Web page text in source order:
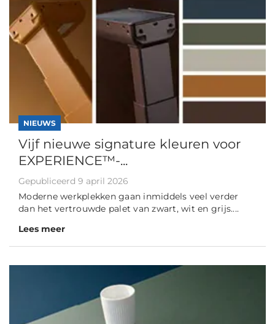
NIEUWS
Vijf nieuwe signature kleuren voor
EXPERIENCE™-...
Gepubliceerd 9 april 2026
Moderne werkplekken gaan inmiddels veel verder
dan het vertrouwde palet van zwart, wit en grijs....
Lees meer